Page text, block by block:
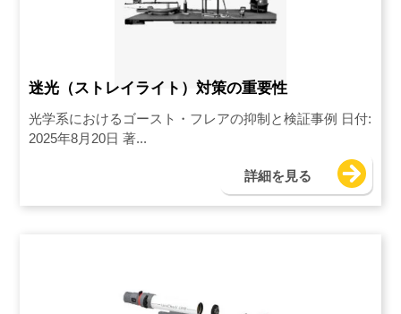
迷光（ストレイライト）対策の重要性
光学系におけるゴースト・フレアの抑制と検証事例 日付:
2025年8月20日 著...
詳細を見る